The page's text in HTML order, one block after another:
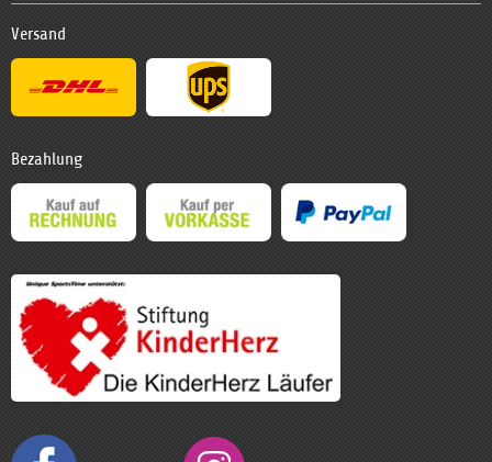
Versand
Bezahlung